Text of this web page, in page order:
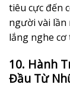
tiêu cực đến
người vài lần
lắng nghe cơ
10. Hành
Đầu Từ